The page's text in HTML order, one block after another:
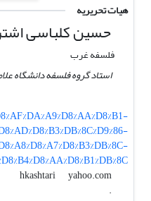
هیات تحریریه
حسین کلباسی
فلسفه غرب
استاد گروه فلسفه دانشگاه
hkashtari
yahoo.com
.